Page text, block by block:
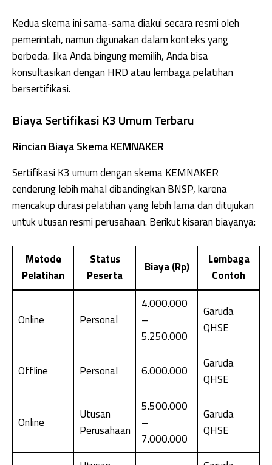
Kedua skema ini sama-sama diakui secara resmi oleh
pemerintah, namun digunakan dalam konteks yang
berbeda. Jika Anda bingung memilih, Anda bisa
konsultasikan dengan HRD atau lembaga pelatihan
bersertifikasi.
Biaya Sertifikasi K3 Umum Terbaru
Rincian Biaya Skema KEMNAKER
Sertifikasi K3 umum dengan skema KEMNAKER
cenderung lebih mahal dibandingkan BNSP, karena
mencakup durasi pelatihan yang lebih lama dan ditujukan
untuk utusan resmi perusahaan. Berikut kisaran biayanya:
Metode
Pelatihan
Status
Peserta
Biaya (Rp)
Lembaga
Contoh
Online Personal
4.000.000
–
5.250.000
Garuda
QHSE
Offline Personal 6.000.000
Garuda
QHSE
Online
Utusan
Perusahaan
5.500.000
–
7.000.000
Garuda
QHSE